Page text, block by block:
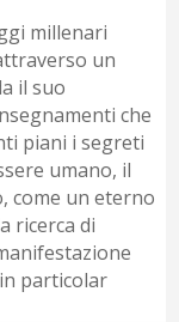
millenari
un
il suo
che
piani i segreti
umano, il
come un eterno
ricerca di
particolar